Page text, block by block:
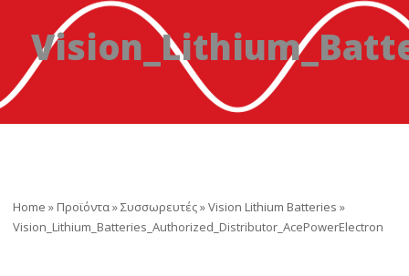
Home » Προϊόντα»Συσσωρευτές»Vision Lithium Batteries »
Vision_Lithium_Batteries_Authorized_Distributor_AcePowerElectron